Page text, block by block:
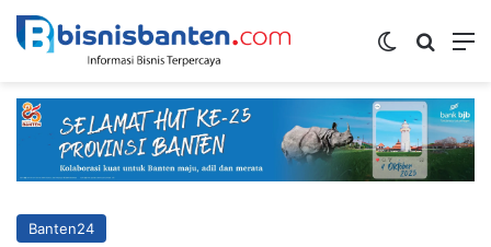
Switch skin
Banten24